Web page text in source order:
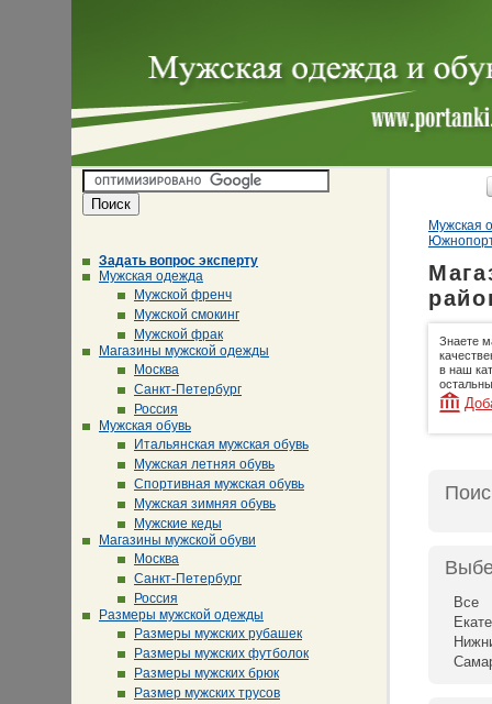
Задать вопрос эксперту
Мужская одежда
Мужской френч
Мужской смокинг
Мужской фрак
Магазины мужской одежды
Москва
Санкт-Петербург
Россия
Мужская обувь
Итальянская мужская обувь
Мужская летняя обувь
Спортивная мужская обувь
Мужская зимняя обувь
Мужские кеды
Магазины мужской обуви
Москва
Санкт-Петербург
Россия
Размеры мужской одежды
Размеры мужских рубашек
Размеры мужских футболок
Размеры мужских брюк
Размер мужских трусов
Мужская
Знаете
в наш
Все